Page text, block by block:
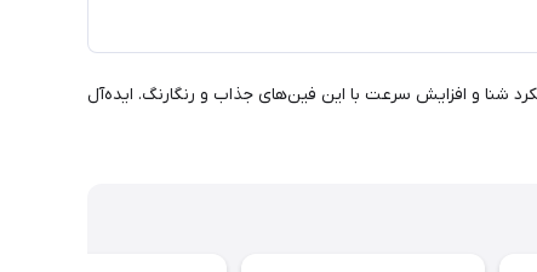
شنا و افزایش سرعت با این فین‌های جذاب و رنگارنگ. ایده‌آل